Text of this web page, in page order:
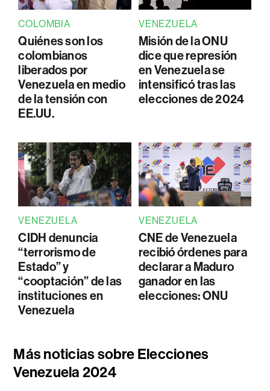
COLOMBIA
Quiénes son los
colombianos
liberados por
Venezuela en medio
de la tensión con
EE.UU.
VENEZUELA
Misión de la ONU
dice que represión
en Venezuela se
intensificó tras las
elecciones de 2024
VENEZUELA
CIDH denuncia
“terrorismo de
Estado” y
“cooptación” de las
instituciones en
Venezuela
VENEZUELA
CNE de Venezuela
recibió órdenes para
declarar a Maduro
ganador en las
elecciones: ONU
Más noticias sobre Elecciones
Venezuela 2024